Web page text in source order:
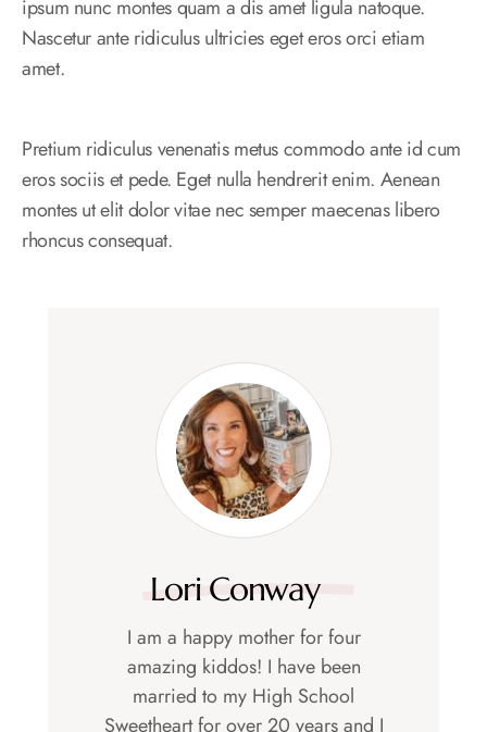
ipsum nunc montes quam a dis amet ligula natoque.
Nascetur ante ridiculus ultricies eget eros orci etiam
amet.
Pretium ridiculus venenatis metus commodo ante id cum
eros sociis et pede. Eget nulla hendrerit enim. Aenean
montes ut elit dolor vitae nec semper maecenas libero
rhoncus consequat.
Lori Conway
I am a happy mother for four
amazing kiddos! I have been
married to my High School
Sweetheart for over 20 years and I